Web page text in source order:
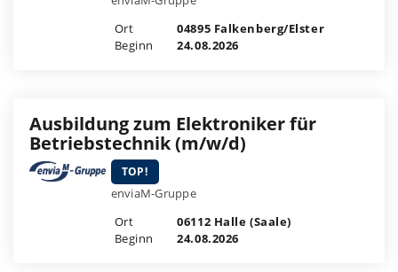
Ort
04895 Falkenberg/Elster
Beginn
24.08.2026
Ausbildung zum Elektroniker für
Betriebstechnik (m/w/d)
TOP!
enviaM-Gruppe
Ort
06112 Halle (Saale)
Beginn
24.08.2026